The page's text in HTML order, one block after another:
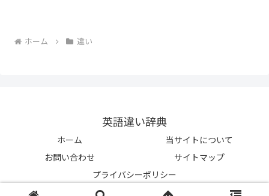
ホーム 違い
英語違い辞典
ホーム
当サイトについて
お問い合わせ
サイトマップ
プライバシーポリシー